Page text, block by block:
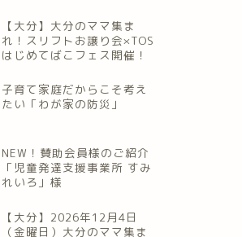
【大分】大分のママ集ま
れ！スリフトお譲り会×TOS
はじめてばこフェス開催！
子育て家庭だからこそ考え
たい「わが家の防災」
NEW！賛助会員様のご紹介
「児童発達支援事業所 すみ
れいろ」様
【大分】2026年12月4日
（金曜日）大分のママ集ま